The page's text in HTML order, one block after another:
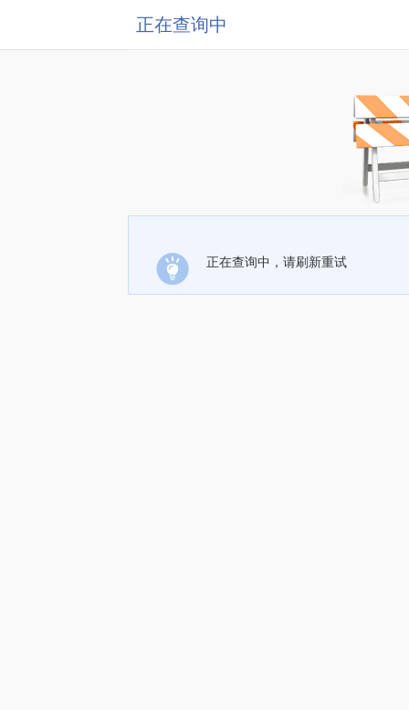
正在查询中
正在查询中，请刷新重试